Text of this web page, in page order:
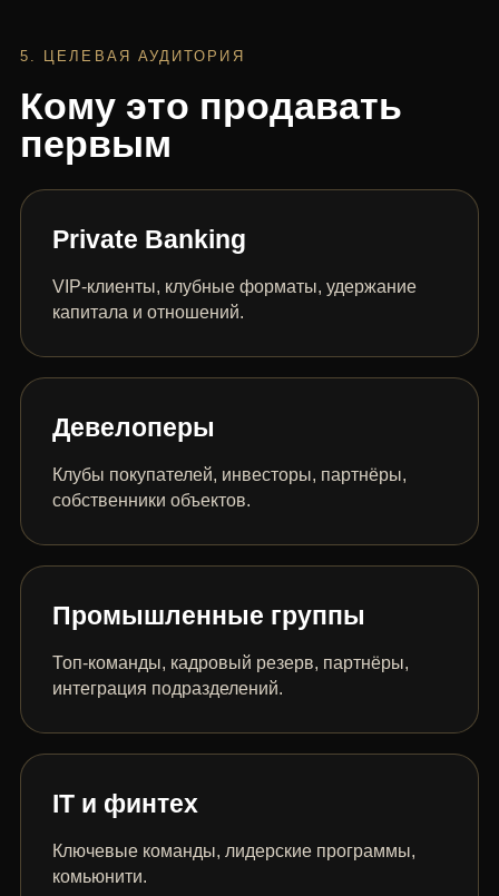
5. ЦЕЛЕВАЯ АУДИТОРИЯ
Кому это продавать
первым
Private Banking
VIP-клиенты, клубные форматы, удержание
капитала и отношений.
Девелоперы
Клубы покупателей, инвесторы, партнёры,
собственники объектов.
Промышленные группы
Топ-команды, кадровый резерв, партнёры,
интеграция подразделений.
IT и финтех
Ключевые команды, лидерские программы,
комьюнити.